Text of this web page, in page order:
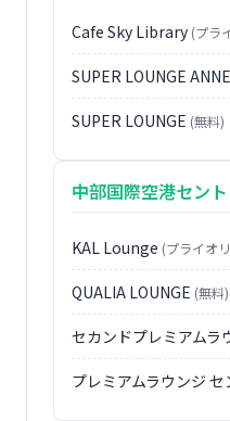
Cafe Sky Library (プラ
SUPER LOUNGE
SUPER LOUNGE (無料)
中部国際空港セン
KAL Lounge (プライオ
QUALIA LOUNGE (無料)
セカンドプレミアムラ
プレミアムラウンジ セ